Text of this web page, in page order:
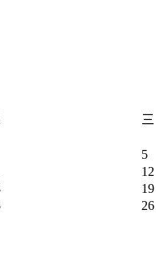
三
5
12
19
26